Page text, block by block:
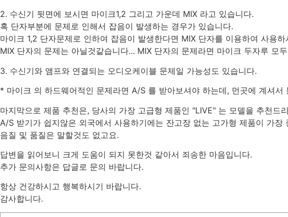
2. 수신기 뒷면에 보시면 마이크1,2 그리고 가운데 MIX 라고 있습니다.
혹 단자부분에 문제로 인해서 잡음이 발생하는 경우가 있습니다.
마이크 1,2 단자문제로 인하여 잡음이 발생한다면 MIX 단자를 이용하여 사용하
MIX 단자의 문제는 아닐것같습니다... MIX 단자의 문제라면 마이크 두자루 모
3. 수신기와 앰프와 연결되는 오디오케이블 문제일 가능성도 있습니다.
* 마이크 의 하드웨어적인 문제라면 A/S 를 받아보셔야 하는데, 먼곳에 계셔서
마지막으로 제품 추천은, 당사의 가장 고급형 제품인 "LIVE" 는 모델을 추천드
A/S 받기가 쉽지않은 외국에서 사용하기에는 잔고장 없는 고가형 제품이 가장
음질 및 품질은 말할것도 없고요.
답변을 읽어보니 크게 도움이 되지 못한것 같아서 죄송한 마음입니다.
추가 문의사항은 답글로 문의 바랍니다.
항상 건강하시고 행복하시기 바랍니다.
감사합니다.